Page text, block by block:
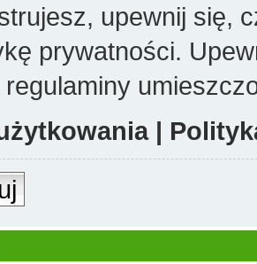
upewnij się,
prywatności.
|